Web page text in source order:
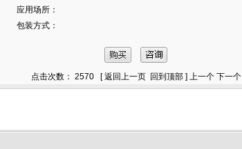
应用场所：
包装方式：
点击次数： 2570 [返回上一页 回到顶部] 上一个 下一个